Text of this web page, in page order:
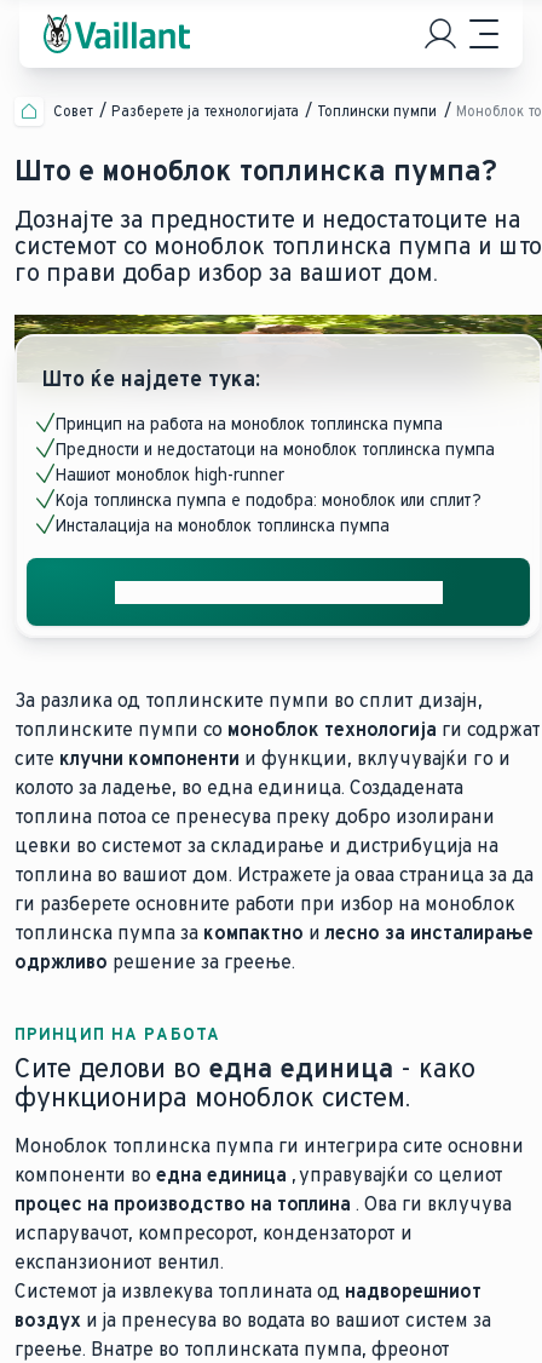
Совет Разберете ја технологијата Топлински пумпи Моноблок
Што е моноблок топлинска пумпа?
Дознајте за предностите и недостатоците на
системот со моноблок топлинска пумпа и што
го прави добар избор за вашиот дом.
Што ќе најдете тука:
Принцип на работа на моноблок топлинска пумпа
Предности и недостатоци на моноблок топлинска пумпа
Нашиот моноблок high-runner
Која топлинска пумпа е подобра: моноблок или сплит?
Инсталација на моноблок топлинска пумпа
За разлика од топлинските пумпи во сплит дизајн,
топлинските пумпи со моноблок технологија ги содржат
сите клучни компоненти и функции, вклучувајќи го и
колото за ладење, во една единица. Создадената
топлина потоа се пренесува преку добро изолирани
цевки во системот за складирање и дистрибуција на
топлина во вашиот дом. Истражете ја оваа страница за да
ги разберете основните работи при избор на моноблок
топлинска пумпа за компактно илесно за инсталирање
одржливо решение за греење.
ПРИНЦИП НА РАБОТА
Сите делови во една единица - како
функционира моноблок систем.
Моноблок топлинска пумпа ги интегрира сите основни
компоненти во една единица , управувајќи со целиот
процес на производство на топлина . Ова ги вклучува
испарувачот, компресорот, кондензаторот и
експанзиониот вентил.
Системот ја извлекува топлината од надворешниот
воздух и ја пренесува во водата во вашиот систем за
греење. Внатре во топлинската пумпа, фреонот